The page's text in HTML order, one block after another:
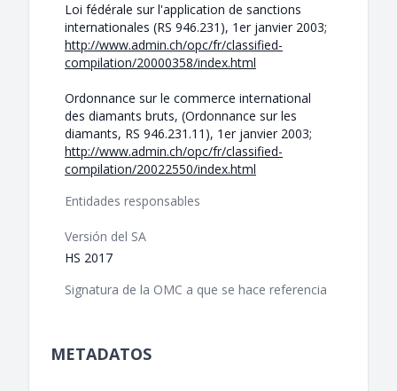
Loi fédérale sur l'application de sanctions
internationales (RS 946.231), 1er janvier 2003;
http://www.admin.ch/opc/fr/classified-
compilation/20000358/index.html
Ordonnance sur le commerce international
des diamants bruts, (Ordonnance sur les
diamants, RS 946.231.11), 1er janvier 2003;
http://www.admin.ch/opc/fr/classified-
compilation/20022550/index.html
Entidades responsables
Versión del SA
HS 2017
Signatura de la OMC a que se hace referencia
METADATOS